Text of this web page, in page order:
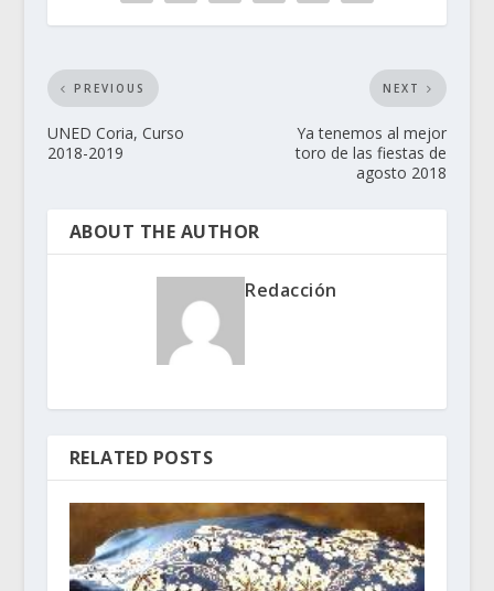
PREVIOUS
UNED Coria, Curso
2018-2019
NEXT
Ya tenemos al mejor
toro de las fiestas de
agosto 2018
ABOUT THE AUTHOR
Redacción
RELATED POSTS